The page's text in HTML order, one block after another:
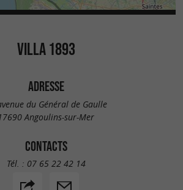
VILLA 1893
ADRESSE
du Général de Gaulle
Angoulins-sur-Mer
CONTACTS
Tél. : 07 65 22 42 14